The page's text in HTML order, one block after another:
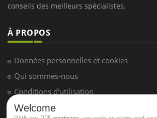
conseils des meilleurs spécialistes.
À PROPOS
Données personnelles et cookies
Qui sommes-nous
Conditions d'utilisation
Plan du site
Welcome